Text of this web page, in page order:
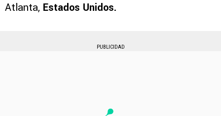
Atlanta, Estados Unidos.
PUBLICIDAD